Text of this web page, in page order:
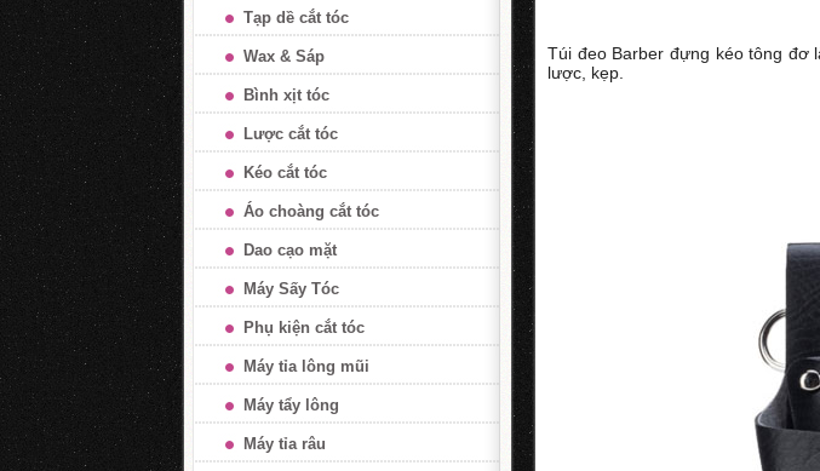
Tạp dề cắt tóc
Wax & Sáp
Bình xịt tóc
Lược cắt tóc
Kéo cắt tóc
Áo choàng cắt tóc
Dao cạo mặt
Máy Sấy Tóc
Phụ kiện cắt tóc
Máy tỉa lông mũi
Máy tẩy lông
Máy tỉa râu
Túi đeo Barber đựng kéo tông đơ
lược, kẹp.